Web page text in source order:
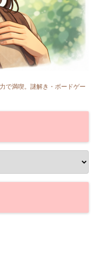
で満喫。謎解き・ボードゲー